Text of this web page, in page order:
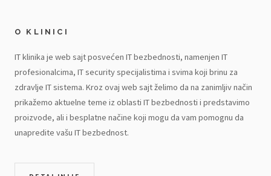
O KLINICI
IT klinika je web sajt posvećen IT bezbednosti, namenjen IT
profesionalcima, IT security specijalistima i svima koji brinu za
zdravlje IT sistema. Kroz ovaj web sajt želimo da na zanimljiv način
prikažemo aktuelne teme iz oblasti IT bezbednosti i predstavimo
proizvode, ali i besplatne načine koji mogu da vam pomognu da
unapredite vašu IT bezbednost.